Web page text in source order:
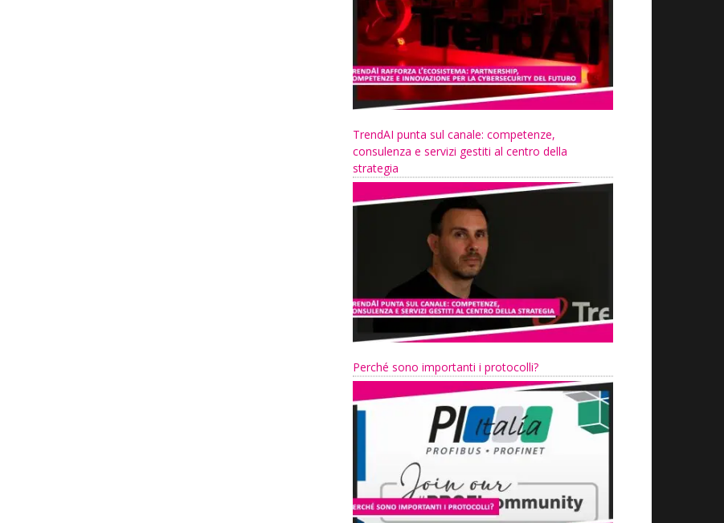
TrendAI punta sul canale: competenze,
consulenza e servizi gestiti al centro della
strategia
Perché sono importanti i protocolli?